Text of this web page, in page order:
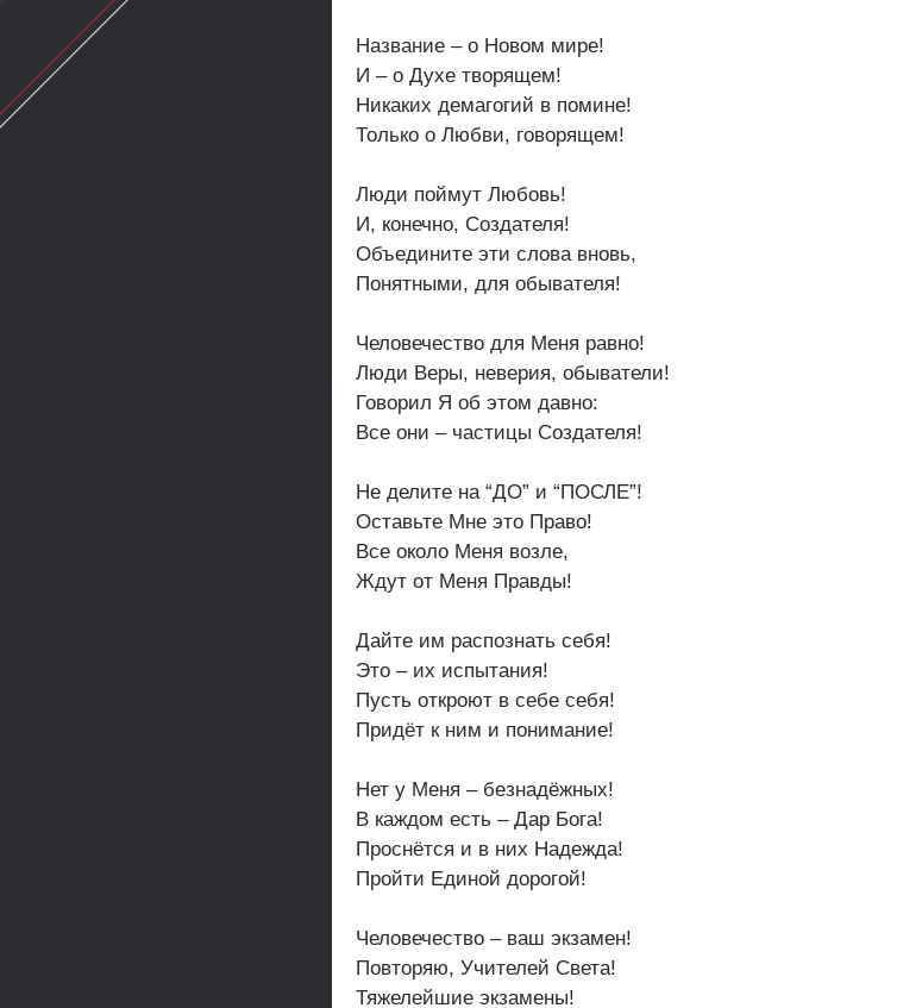
Название – о Новом мире!
И – о Духе творящем!
Никаких демагогий в помине!
Только о Любви, говорящем!
Люди поймут Любовь!
И, конечно, Создателя!
Объедините эти слова вновь,
Понятными, для обывателя!
Человечество для Меня равно!
Люди Веры, неверия, обыватели!
Говорил Я об этом давно:
Все они – частицы Создателя!
Не делите на “ДО” и “ПОСЛЕ”!
Оставьте Мне это Право!
Все около Меня возле,
Ждут от Меня Правды!
Дайте им распознать себя!
Это – их испытания!
Пусть откроют в себе себя!
Придёт к ним и понимание!
Нет у Меня – безнадёжных!
В каждом есть – Дар Бога!
Проснётся и в них Надежда!
Пройти Единой дорогой!
Человечество – ваш экзамен!
Повторяю, Учителей Света!
Тяжелейшие экзамены!